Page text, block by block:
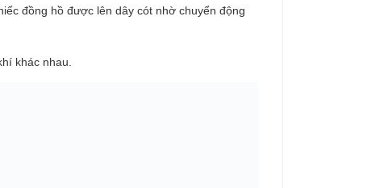
đồng hồ được lên dây cót nhờ chuyển động
khác nhau.